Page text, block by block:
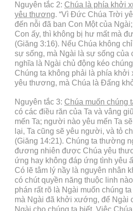
Nguyên tắc 2: Chúa là phía khởi
yêu thương. “Vì Đức Chúa Trời
đến nỗi đã ban Con Một của
Con ấy, thì không bị hư mất mà
(Giăng 3:16). Nếu Chúa không
sự sống, mà Ngài là sự sống của
nghĩa là Ngài chủ động kéo
Chúng ta không phải là phía
yêu thương, mà Chúa là Đấng
Nguyên tắc 3: Chúa muốn chúng
có các điều răn của Ta và vâng
mến Ta; người nào yêu mến Ta
lại, Ta cũng sẽ yêu người, và tỏ
(Giăng 14:21). Chúng ta thường
đương nhiên được Chúa yêu
ứng hay không đáp ứng tình yêu
Có lẽ tâm lý nầy là nguyên nhân
có chút quyền năng thuộc linh
phán rất rõ là Ngài muốn chúng
mà Ngài đã khởi xướng, để Ngài